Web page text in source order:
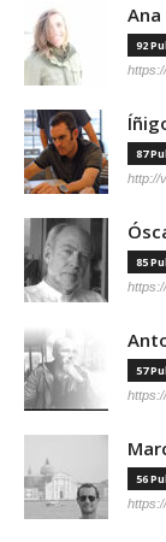
92
87
http://
85
57
56